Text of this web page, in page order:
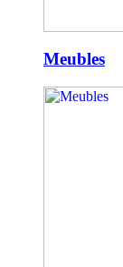
Meubles